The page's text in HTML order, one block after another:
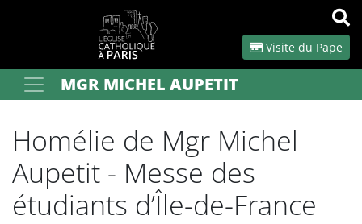
Visite du Pape
Votre rechercheMGR MICHEL AUPETIT
Homélie de Mgr Michel
Aupetit - Messe des
étudiants d’Île-de-France
Panneau de gestion des cookies